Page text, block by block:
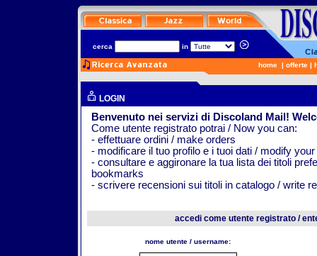
cerca in
home | offerte |
LOGIN
Benvenuto nei servizi di Discoland Mail!
Come utente registrato potrai / Now you can:
- effettuare ordini / make orders
- modificare il tuo profilo e i tuoi dati / modify your
- consultare e aggironare la tua lista dei titoli
bookmarks
- scrivere recensioni sui titoli in catalogo / write
accedi come utente registrato /
nome utente / username: